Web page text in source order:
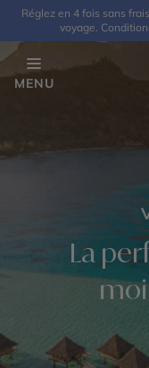
Réglez en 4 fois sans
voyage.
MENU
La